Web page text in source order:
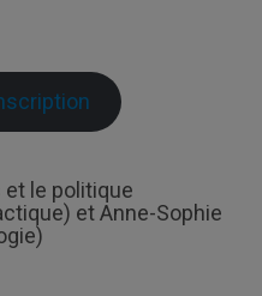
le politique
et Anne-Sophie